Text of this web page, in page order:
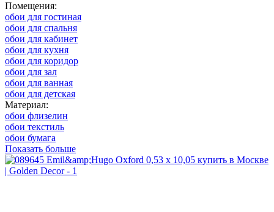
Помещения:
обои для гостиная
обои для спальня
обои для кабинет
обои для кухня
обои для коридор
обои для зал
обои для ванная
обои для детская
Материал:
обои флизелин
обои текстиль
обои бумага
Показать больше